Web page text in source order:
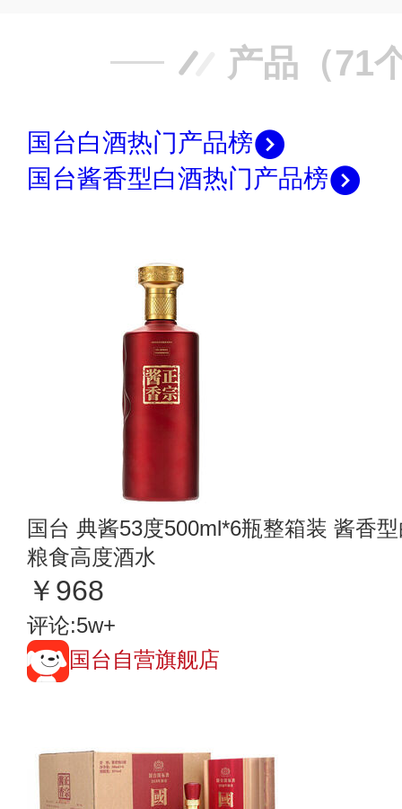
产品（71
国台白酒热门产品榜
国台酱香型白酒热门产品榜
国台 典酱53度500ml*6瓶整箱装 酱香
粮食高度酒水
￥968
评论:5w+
国台自营旗舰店